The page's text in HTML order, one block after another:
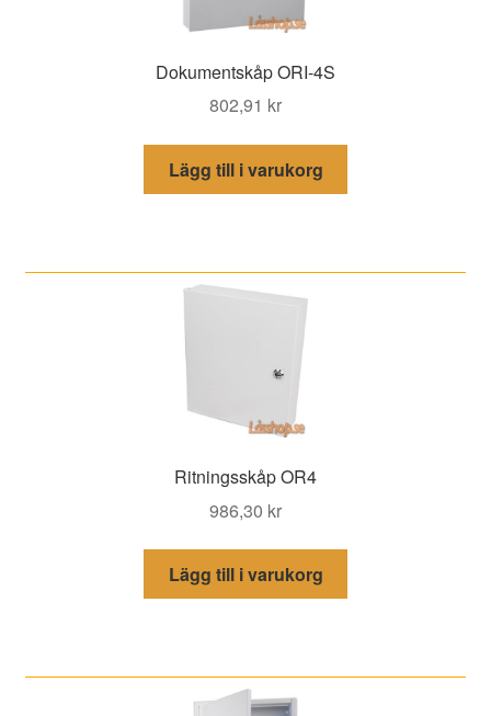
Dokumentskåp ORI-4S
802,91 kr
Lägg till i varukorg
Ritningsskåp OR4
986,30 kr
Lägg till i varukorg